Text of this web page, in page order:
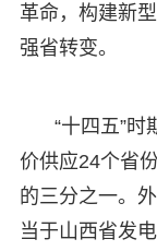
革命，构建新
强省转变。
“十四五”
价供应24个省
的三分之一。
当于山西省发